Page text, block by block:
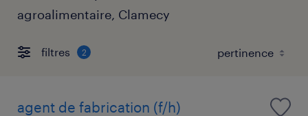
agroalimentaire, Clamecy
filtres 2
agent de fabrication (f/h)